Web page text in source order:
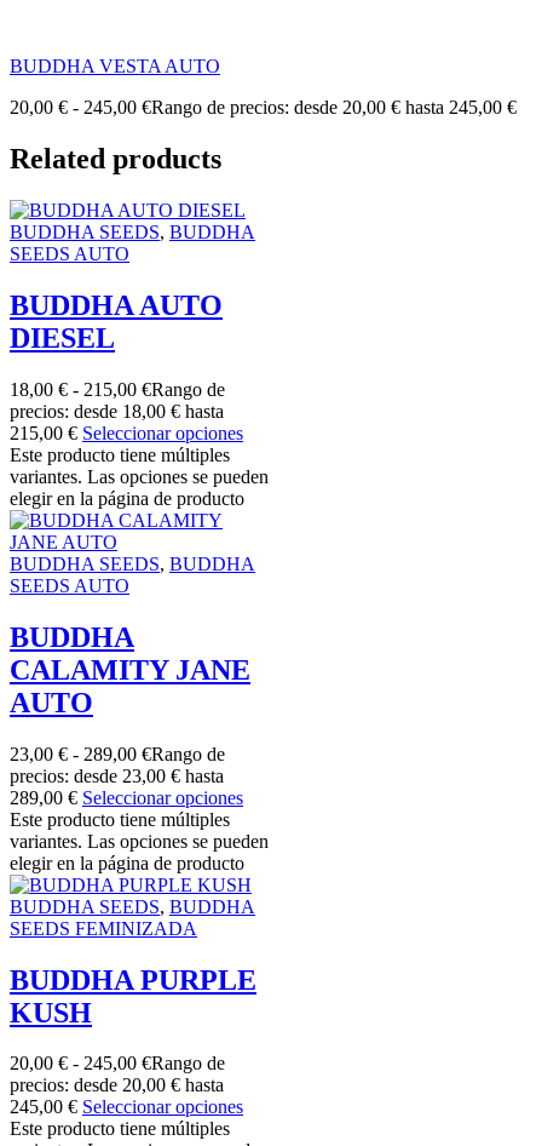
BUDDHA VESTA AUTO
20,00 € - 245,00 €Rango de precios: desde 20,00 € hasta 245,00 €
Related products
BUDDHA SEEDS, BUDDHA
SEEDS AUTO
BUDDHA AUTO
DIESEL
18,00 € - 215,00 €Rango de
precios: desde 18,00 € hasta
215,00 € Seleccionar opciones
Este producto tiene múltiples
variantes. Las opciones se pueden
elegir en la página de producto
BUDDHA SEEDS, BUDDHA
SEEDS AUTO
BUDDHA
CALAMITY JANE
AUTO
23,00 € - 289,00 €Rango de
precios: desde 23,00 € hasta
289,00 € Seleccionar opciones
Este producto tiene múltiples
variantes. Las opciones se pueden
elegir en la página de producto
BUDDHA SEEDS, BUDDHA
SEEDS FEMINIZADA
BUDDHA PURPLE
KUSH
20,00 € - 245,00 €Rango de
precios: desde 20,00 € hasta
245,00 € Seleccionar opciones
Este producto tiene múltiples